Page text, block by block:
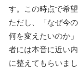
す。この時点で希
ただし、「なぜ今
何を変えたいのか
者には本音に近い
に整えてもらいまし